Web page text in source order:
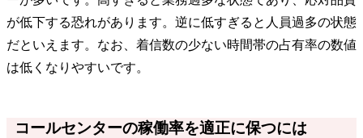
が低下する恐れがあります。逆に低すぎると人員過多の状態
だといえます。なお、着信数の少ない時間帯の占有率の数値
は低くなりやすいです。
コールセンターの稼働率を適正に保つには